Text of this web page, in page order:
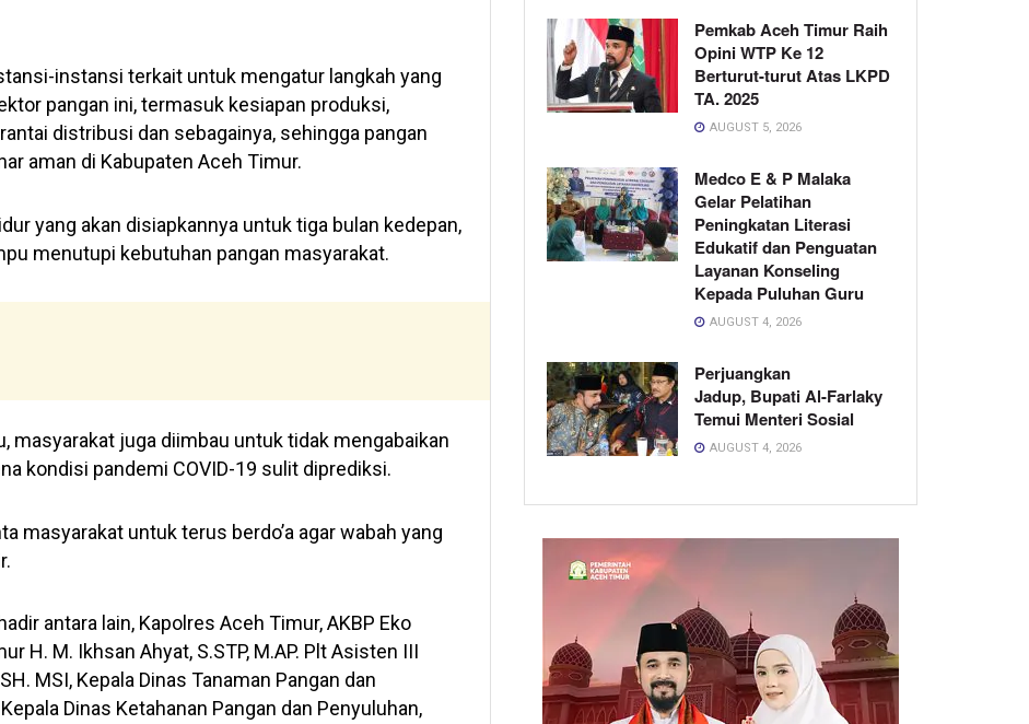
instansi terkait untuk mengatur langkah yang
pangan ini, termasuk kesiapan produksi,
distribusi dan sebagainya, sehingga pangan
aman di Kabupaten Aceh Timur.
yang akan disiapkannya untuk tiga bulan kedepan,
menutupi kebutuhan pangan masyarakat.
masyarakat juga diimbau untuk tidak mengabaikan
kondisi pandemi COVID-19 sulit diprediksi.
masyarakat untuk terus berdo’a agar wabah yang
antara lain, Kapolres Aceh Timur, AKBP Eko
H. M. Ikhsan Ahyat, S.STP, M.AP. Plt Asisten III
MSI, Kepala Dinas Tanaman Pangan dan
Dinas Ketahanan Pangan dan Penyuluhan,
Pemkab Aceh Timur Raih
Opini WTP Ke 12
Berturut-turut Atas LKPD
TA. 2025
AUGUST 5, 2026
Medco E & P Malaka
Gelar Pelatihan
Peningkatan Literasi
Edukatif dan Penguatan
Layanan Konseling
Kepada Puluhan Guru
AUGUST 4, 2026
Perjuangkan
Jadup, Bupati Al-Farlaky
Temui Menteri Sosial
AUGUST 4, 2026